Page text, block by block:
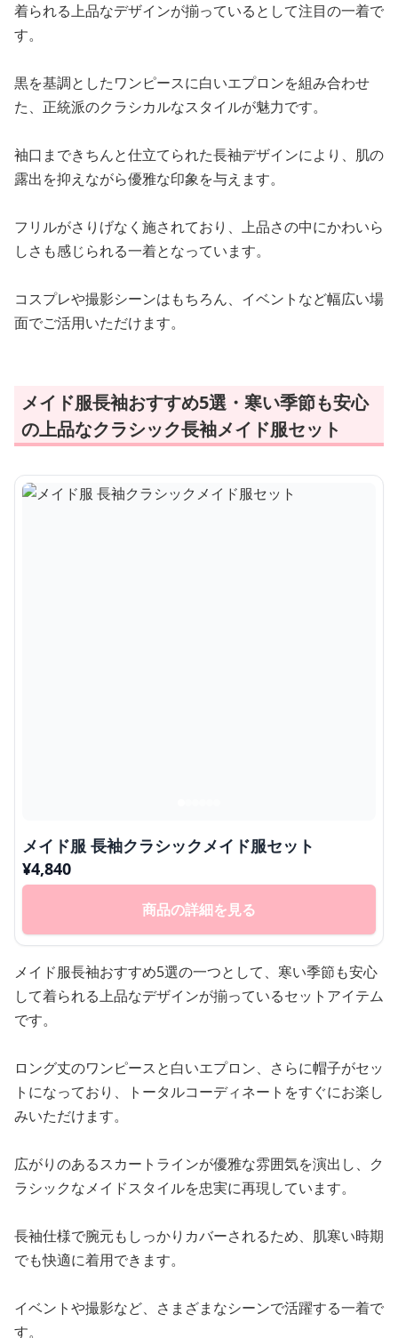
着られる上品なデザインが揃っているとして注目の一着で
す。
黒を基調としたワンピースに白いエプロンを組み合わせ
た、正統派のクラシカルなスタイルが魅力です。
袖口まできちんと仕立てられた長袖デザインにより、肌の
露出を抑えながら優雅な印象を与えます。
フリルがさりげなく施されており、上品さの中にかわいら
しさも感じられる一着となっています。
コスプレや撮影シーンはもちろん、イベントなど幅広い場
面でご活用いただけます。
メイド服長袖おすすめ5選・寒い季節も安心
の上品なクラシック長袖メイド服セット
メイド服 長袖クラシックメイド服セット
¥4,840
商品の詳細を見る
メイド服長袖おすすめ5選の一つとして、寒い季節も安心
して着られる上品なデザインが揃っているセットアイテム
です。
ロング丈のワンピースと白いエプロン、さらに帽子がセッ
トになっており、トータルコーディネートをすぐにお楽し
みいただけます。
広がりのあるスカートラインが優雅な雰囲気を演出し、ク
ラシックなメイドスタイルを忠実に再現しています。
長袖仕様で腕元もしっかりカバーされるため、肌寒い時期
でも快適に着用できます。
イベントや撮影など、さまざまなシーンで活躍する一着で
す。